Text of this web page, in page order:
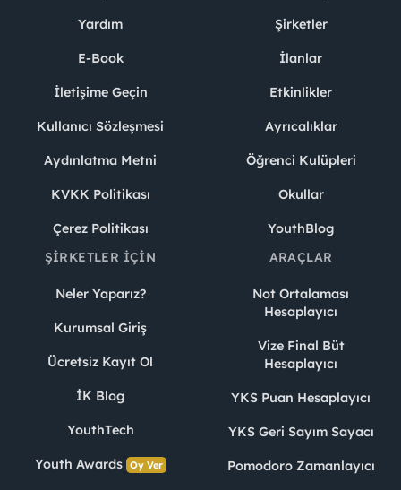
Yardım
E-Book
İletişime Geçin
Kullanıcı Sözleşmesi
Aydınlatma Metni
KVKK Politikası
Çerez Politikası
Şirketler
İlanlar
Etkinlikler
Ayrıcalıklar
Öğrenci Kulüpleri
Okullar
YouthBlog
ŞIRKETLER İÇIN
Neler Yaparız?
Kurumsal Giriş
Ücretsiz Kayıt Ol
İK Blog
YouthTech
Youth Awards Oy Ver
ARAÇLAR
Not Ortalaması
Hesaplayıcı
Vize Final Büt
Hesaplayıcı
YKS Puan Hesaplayıcı
YKS Geri Sayım Sayacı
Pomodoro Zamanlayıcı